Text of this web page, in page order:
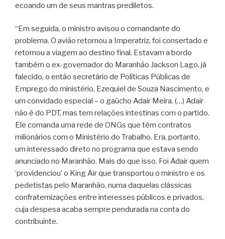
ecoando um de seus mantras prediletos.
“Em seguida, o ministro avisou o comandante do
problema. O avião retornou a Imperatriz, foi consertado e
retomou a viagem ao destino final. Estavam a bordo
também o ex-governador do Maranhão Jackson Lago, já
falecido, o então secretário de Políticas Públicas de
Emprego do ministério, Ezequiel de Souza Nascimento, e
um convidado especial – o gaúcho Adair Meira. (…) Adair
não é do PDT, mas tem relações intestinas com o partido.
Ele comanda uma rede de ONGs que têm contratos
milionários com o Ministério do Trabalho. Era, portanto,
um interessado direto no programa que estava sendo
anunciado no Maranhão. Mais do que isso. Foi Adair quem
‘providenciou’ o King Air que transportou o ministro e os
pedetistas pelo Maranhão, numa daquelas clássicas
confraternizações entre interesses públicos e privados,
cuja despesa acaba sempre pendurada na conta do
contribuinte.